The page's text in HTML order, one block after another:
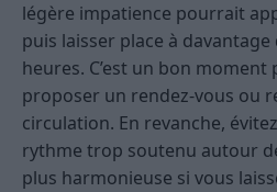
légère impatience pourrait
puis laisser place à
heures. C’est un bon
proposer un rendez-vous ou
circulation. En revanche,
rythme trop soutenu autour
plus harmonieuse si vous